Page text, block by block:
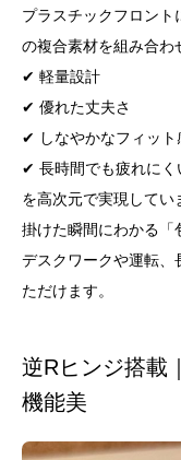
プラスチックフロン
の複合素材を組み合わ
✔ 軽量設計
✔ 優れた丈夫さ
✔ しなやかなフィット
✔ 長時間でも疲れにく
を高次元で実現してい
掛けた瞬間にわかる「
デスクワークや運転、
ただけます。
逆Rヒンジ搭載
機能美